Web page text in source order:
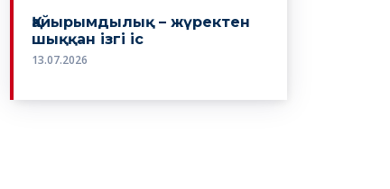
Қайырымдылық – жүректен
шыққан ізгі іс
13.07.2026